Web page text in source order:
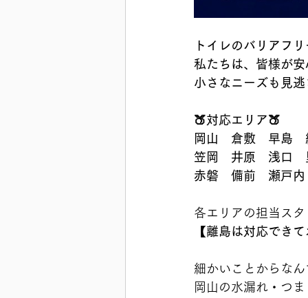
トイレのバリアフ
私たちは、皆様が
小さなニーズも見
🍑対応エリア🍑
岡山　倉敷　早島
笠岡　井原　浅口
赤磐　備前　瀬戸
各エリアの担当ス
【離島は対応でき
細かいことからな
岡山の水漏れ・つ